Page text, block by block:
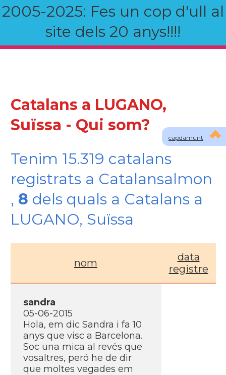
2005-2025: Fes un cop d'ull al
site dels 20 anys!!!!
capdamunt
Catalans a LUGANO,
Suïssa - Qui som?
Tenim 15.319 catalans
registrats a Catalansalmon
, 8 dels quals a Catalans a
LUGANO, Suïssa
nom
data
registre
sandra
05-06-2015
Hola, em dic Sandra i fa 10
anys que visc a Barcelona.
Soc una mica al revés que
vosaltres, peró he de dir
que moltes vegades em